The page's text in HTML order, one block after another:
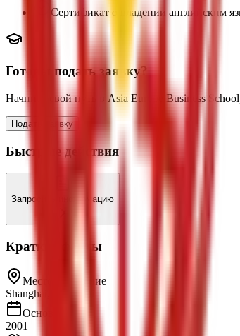
Сертификат о владении английским
Готовы подать заявку?
Начните свой путь в Asia Europe Business
Подать заявку
Быстрые действия
Запросить информацию
Краткие факты
Местоположение
Shanghai, Shanghai
Основан
2001